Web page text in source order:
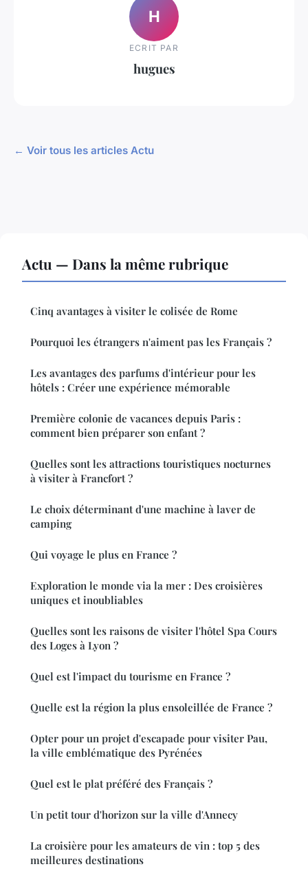
H
ECRIT PAR
hugues
← Voir tous les articles Actu
Actu — Dans la même rubrique
Cinq avantages à visiter le colisée de Rome
Pourquoi les étrangers n'aiment pas les Français ?
Les avantages des parfums d'intérieur pour les
hôtels : Créer une expérience mémorable
Première colonie de vacances depuis Paris :
comment bien préparer son enfant ?
Quelles sont les attractions touristiques nocturnes
à visiter à Francfort ?
Le choix déterminant d'une machine à laver de
camping
Qui voyage le plus en France ?
Exploration le monde via la mer : Des croisières
uniques et inoubliables
Quelles sont les raisons de visiter l'hôtel Spa Cours
des Loges à Lyon ?
Quel est l'impact du tourisme en France ?
Quelle est la région la plus ensoleillée de France ?
Opter pour un projet d'escapade pour visiter Pau,
la ville emblématique des Pyrénées
Quel est le plat préféré des Français ?
Un petit tour d'horizon sur la ville d'Annecy
La croisière pour les amateurs de vin : top 5 des
meilleures destinations